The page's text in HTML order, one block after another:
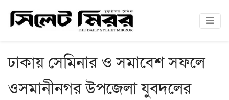
ঢাকায় সেমিনার ও সমাবেশ সফলে
ওসমানীনগর উপজেলা যুবদলের